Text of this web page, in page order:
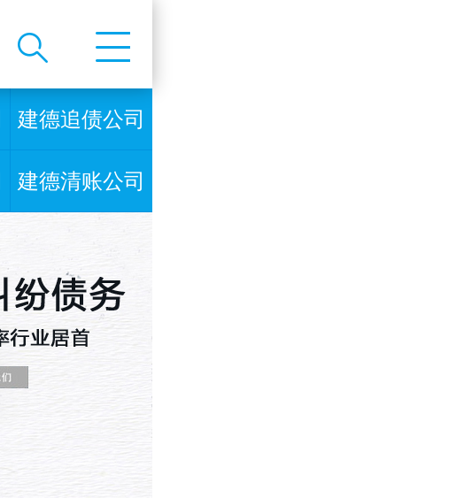
建德追债公司
建德清账公司